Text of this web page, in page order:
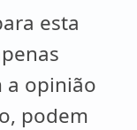
esta
a opinião
podem